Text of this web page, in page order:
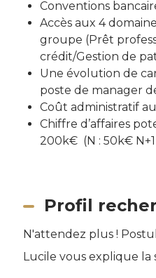
Conventions
Accès aux 4
groupe (Prêt
crédit/Gestion de
Une évolution de
poste de manager
Coût administratif
Chiffre d’affaires
200k€ (N : 50k€
Profil
N'attendez plus !
Lucile vous explique la